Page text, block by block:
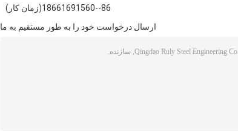
86--18661691560(زمان کار)
ارسال درخواست خود را به طور مستقیم به ما